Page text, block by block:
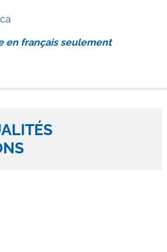
en français seulement